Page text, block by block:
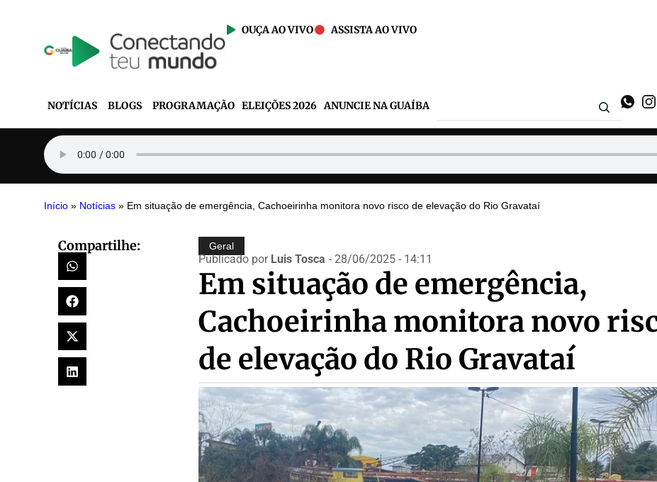
OUÇA AO VIVO ASSISTA AO VIVO
NOTÍCIAS BLOGS PROGRAMAÇÃO ELEIÇÕES 2026 ANUNCIE NA GUAÍBA
Início » Notícias » Em situação de emergência, Cachoeirinha monitora novo risco de elevação do Rio Gravataí
Compartilhe: Geral
Publicado porLuis Tosca - 28/06/2025 - 14:11
Em situação de emergência,
Cachoeirinha monitora novo
de elevação do Rio Gravataí